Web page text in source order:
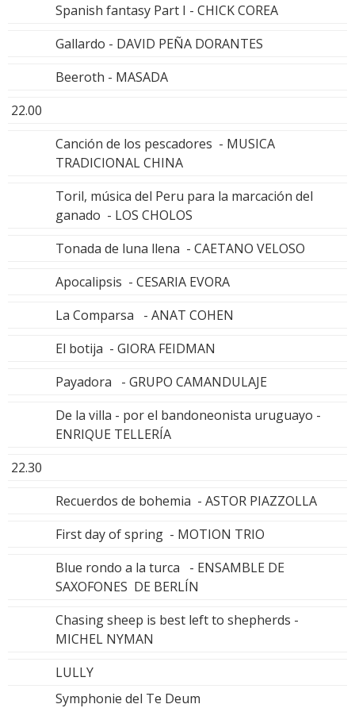
Spanish fantasy Part I - CHICK COREA
Gallardo - DAVID PEÑA DORANTES
Beeroth - MASADA
22.00
Canción de los pescadores - MUSICA
TRADICIONAL CHINA
Toril, música del Peru para la marcación del
ganado - LOS CHOLOS
Tonada de luna llena - CAETANO VELOSO
Apocalipsis - CESARIA EVORA
La Comparsa - ANAT COHEN
El botija - GIORA FEIDMAN
Payadora - GRUPO CAMANDULAJE
De la villa - por el bandoneonista uruguayo -
ENRIQUE TELLERÍA
22.30
Recuerdos de bohemia - ASTOR PIAZZOLLA
First day of spring - MOTION TRIO
Blue rondo a la turca - ENSAMBLE DE
SAXOFONES DE BERLÍN
Chasing sheep is best left to shepherds -
MICHEL NYMAN
LULLY
Symphonie del Te Deum